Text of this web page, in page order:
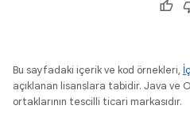
Bu sayfadaki içerik ve kod örnekleri,
açıklanan lisanslara tabidir. Java ve
ortaklarının tescilli ticari markasıdır.